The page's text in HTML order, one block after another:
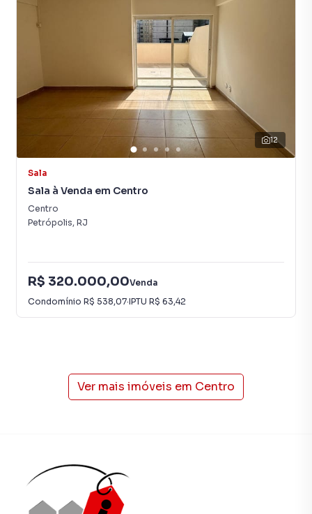
empreendimentos em construção ou lançamentos na
planta em Centro e em outras regiões de Petrópolis. Aqui
você encontra milhares de ofertas para encontrar o imóvel
que mais combina com seu estilo de vida.
Negocie seu imóvel de forma totalmente online, com
segurança e tranquilidade. Na Immobile Administradora de
Bens você consegue comprar ou alugar um imóvel em
Petrópolis mesmo não estando na cidade e com a
praticidade de fazer tudo online, direto do seu computador
ou smartphone. Nós criamos soluções inovadoras para
simplificar a relação de proprietários, inquilinos e
compradores com o mercado imobiliário.
Petrópolis.
Na Immobile Administradora de Bens você consegue
porque temos uma equipe de marketing digital focada em
produzir campanhas específicas para Petrópolis, o que
time de programadores, corretores treinados e uma
central de atendimento preparada para atender
proprietários e inquilinos.
12
Sala
Sala à Venda em Centro
Centro
Petrópolis, RJ
R$ 320.000,00Venda
Condomínio R$ 538,07·IPTU R$ 63,42
Ver mais imóveis em Centro